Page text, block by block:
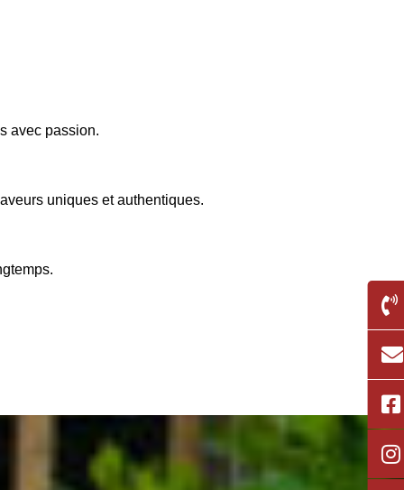
avec passion.
uniques et authentiques.